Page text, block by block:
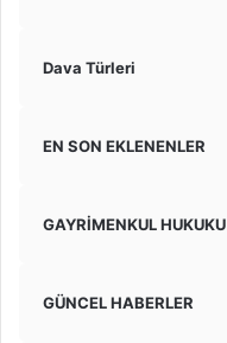
Dava Türleri
EN SON EKLENENLER
GAYRİMENKUL HUKUKU
GÜNCEL HABERLER